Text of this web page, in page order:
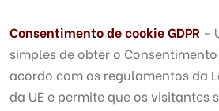
Consentimento de cookie GDPR -
simples de obter o Consentimento
acordo com os regulamentos da
da UE e permite que os visitantes